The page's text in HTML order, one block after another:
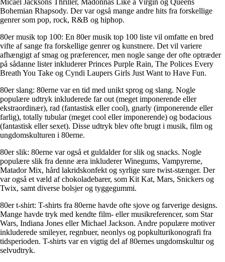
Bohemian Rhapsody. Der var også mange andre hits fra forskellige
genrer som pop, rock, R&B og hiphop.
80er musik top 100: En 80er musik top 100 liste vil omfatte en bred
vifte af sange fra forskellige genrer og kunstnere. Det vil variere
afhængigt af smag og præferencer, men nogle sange der ofte optræder
på sådanne lister inkluderer Princes Purple Rain, The Polices Every
Breath You Take og Cyndi Laupers Girls Just Want to Have Fun.
80er slang: 80erne var en tid med unikt sprog og slang. Nogle
populære udtryk inkluderede far out (meget imponerende eller
ekstraordinær), rad (fantastisk eller cool), gnarly (imponerende eller
farlig), totally tubular (meget cool eller imponerende) og bodacious
(fantastisk eller sexet). Disse udtryk blev ofte brugt i musik, film og
ungdomskulturen i 80erne.
80er slik: 80erne var også et guldalder for slik og snacks. Nogle
populære slik fra denne æra inkluderer Winegums, Vampyrerne,
Matador Mix, hård lakridskonfekt og syrlige sure twist-stænger. Der
var også et væld af chokoladebarer, som Kit Kat, Mars, Snickers og
Twix, samt diverse bolsjer og tyggegummi.
80er t-shirt: T-shirts fra 80erne havde ofte sjove og farverige designs.
Mange havde tryk med kendte film- eller musikreferencer, som Star
Wars, Indiana Jones eller Michael Jackson. Andre populære motiver
inkluderede smileyer, regnbuer, neonlys og popkulturikonografi fra
tidsperioden. T-shirts var en vigtig del af 80ernes ungdomskultur og
selvudtryk.